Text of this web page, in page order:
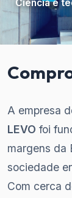
Ciência e
A empresa
LEVO foi
margens da
sociedade
Com cerca